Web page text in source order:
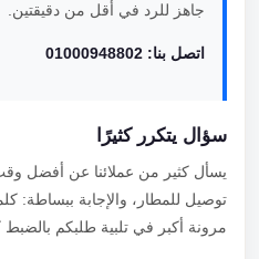
جاهز للرد في أقل من دقيقتين.
اتصل بنا: 01000948802
سؤال يتكرر كثيرًا
يسأل كثير من عملائنا عن أفضل
توصيل للمطار، والإجابة ببساطة: كلما
مرونة أكبر في تلبية طلبكم بالضبط